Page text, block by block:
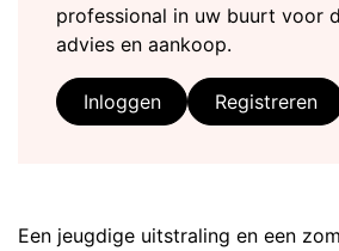
Een jeugdige uitstraling en een
professional in uw buurt voor
advies en aankoop.
Inloggen Registreren